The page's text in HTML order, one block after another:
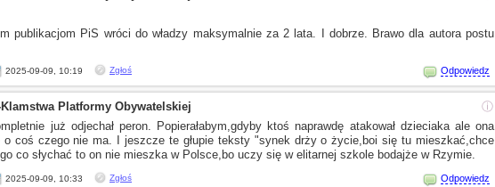
publikacjom PiS wróci do władzy maksymalnie za 2 lata. I dobrze.
Brawo dla autora postu
2025-09-09, 10:19 Zgłoś Odpowiedz
ⓘ
Platformy Obywatelskiej
już odjechał peron. Popierałabym,gdyby ktoś naprawdę atakował dzieciaka ale ona
o coś czego nie ma. I jeszcze te głupie teksty "synek drżyo życie,boi się tu mieszkać,chce
co słychać to on nie mieszka w Polsce,bo uczy się w elitarnej szkole bodajże w Rzymie.
2025-09-09, 10:33 Zgłoś Odpowiedz